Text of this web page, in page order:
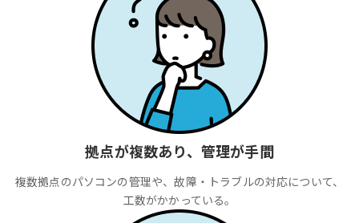
拠点が複数あり、管理が手間
複数拠点のパソコンの管理や、故障・トラブルの対応について、
工数がかかっている。